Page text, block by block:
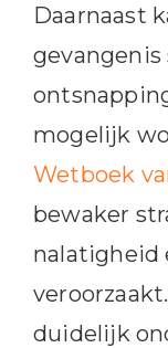
Daarnaast
gevangenis
mogelijk
Wetboek
bewaker
nalatigheid
duidelijk